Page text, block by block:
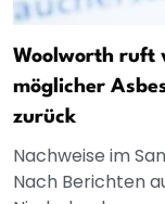
Woolworth ruft
möglicher
zurück
Nachweise im
Nach Berichten